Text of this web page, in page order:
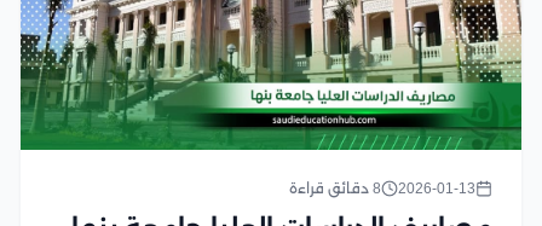
2026-01-13 8 دقائق قراءة